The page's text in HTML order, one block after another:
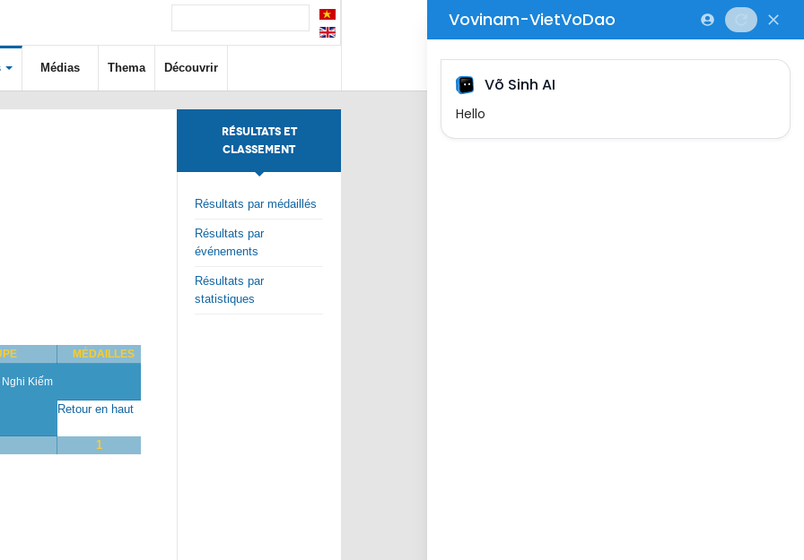
Médias Thema Découvrir
MÉDAILLES
Kiếm
1
Retour en haut
RÉSULTATS ET
CLASSEMENT
Résultats par médaillés
Résultats par
événements
Résultats par
statistiques